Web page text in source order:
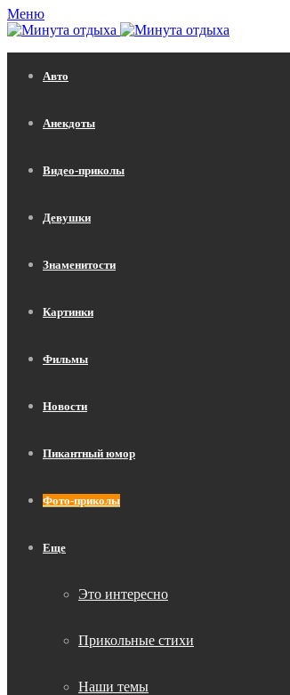
Меню
Авто
Анекдоты
Видео-приколы
Девушки
Знаменитости
Картинки
Фильмы
Новости
Пикантный юмор
Фото-приколы
Еще
Это интересно
Прикольные стихи
Наши темы